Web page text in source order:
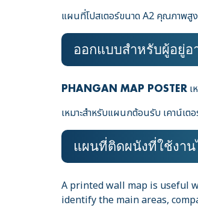
แผนที่โปสเตอร์ขนาด A2 คุณภาพสู
ออกแบบสำหรับผู้อยู่อ
PHANGAN MAP POSTER เ
เหมาะสำหรับแผนกต้อนรับ เคาน์เต
แผนที่ติดผนังที่ใช้งา
A printed wall map is useful
identify the main areas,